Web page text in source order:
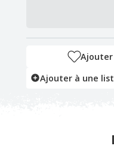
Ajouter à une